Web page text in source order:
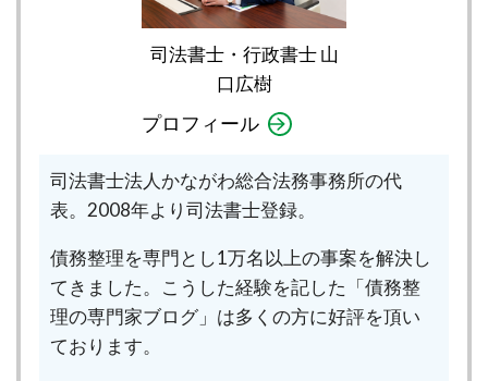
司法書士・行政書士 山
口広樹
プロフィール
司法書士法人かながわ総合法務事務所の代
表。2008年より司法書士登録。
債務整理を専門とし1万名以上の事案を解決し
てきました。こうした経験を記した「債務整
理の専門家ブログ」は多くの方に好評を頂い
ております。